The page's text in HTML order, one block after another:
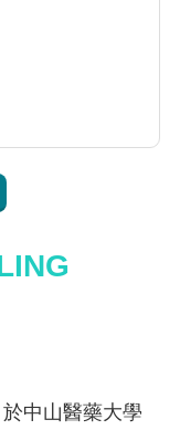
中山醫藥大學